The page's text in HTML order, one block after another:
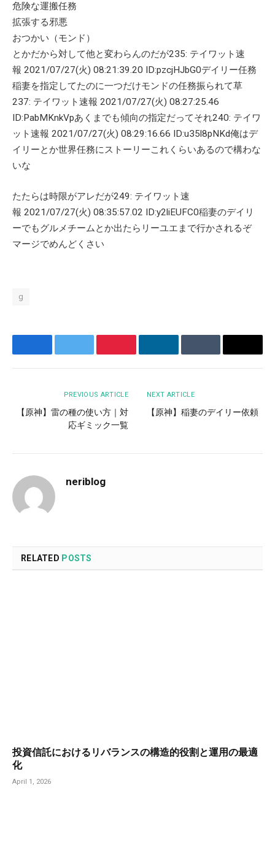
危険な運搬任務
拡張する邪悪
おつかい（モンド）
とかだから対して他と変わらんのだが235: テイワット速
報 2021/07/27(火) 08:21:39.20 ID:pzcjHJbG0デイリー任務
稲妻を指定してたのに一つだけモンドの任務振られて草
237: テイワット速報 2021/07/27(火) 08:27:25.46
ID:PabMKnkVpあくまでも傾向の指定だってそれ240: テイワ
ット速報 2021/07/27(火) 08:29:16.66 ID:u35l8pNKd俺はデ
イリーとか世界任務にストーリーこれくらいあるので構わな
いな
たたらは時限がアレだが249: テイワット速
報 2021/07/27(火) 08:35:57.02 ID:y2liEUFC0稲妻のデイリ
ーでもグルメチームとか出たらリーユエまで行かされるぞ
マージでめんどくさい
g
FacebookTwitter PinterestLinkedInTumblr Email
PREVIOUS ARTICLE
【原神】雷の種の使い方｜対
応ギミック一覧
NEXT ARTICLE
【原神】稲妻のデイリー依頼
neriblog
RELATED POSTS
投資信託におけるリバランスの構造的役割と運用の最適
化
April 1, 2026